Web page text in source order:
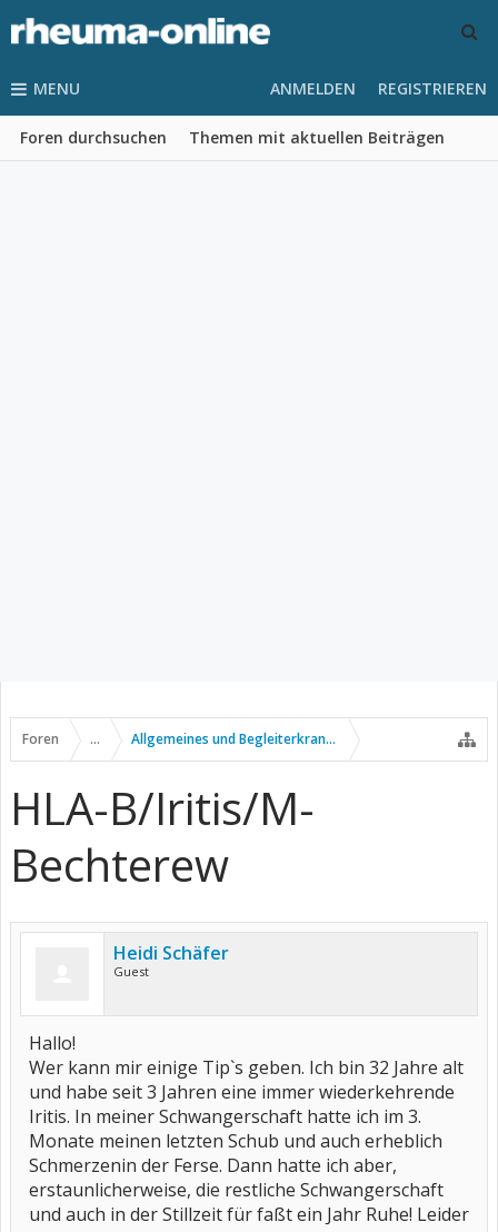
MENU
Foren durchsuchen Themen mit aktuellen Beiträgen
ANMELDEN REGISTRIEREN
Foren ... Allgemeines und Begleiterkrankungen
HLA-B/Iritis/M-
Bechterew
Heidi Schäfer
Guest
Hallo!
Wer kann mir einige Tip`s geben. Ich bin 32 Jahre alt
und habe seit 3 Jahren eine immer wiederkehrende
Iritis. In meiner Schwangerschaft hatte ich im 3.
Monate meinen letzten Schub und auch erheblich
Schmerzenin der Ferse. Dann hatte ich aber,
erstaunlicherweise, die restliche Schwangerschaft
und auch in der Stillzeit für faßt ein Jahr Ruhe! Leider